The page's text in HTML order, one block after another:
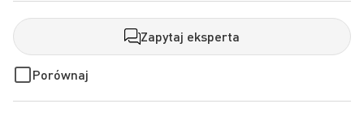
Zapytaj eksperta
Porównaj